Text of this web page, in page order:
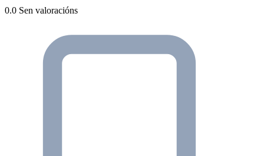
0.0 Sen valoracións